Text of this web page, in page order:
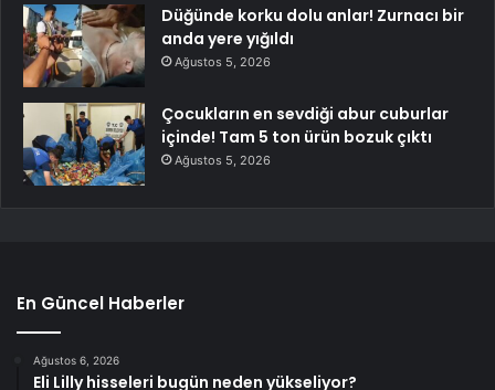
Düğünde korku dolu anlar! Zurnacı bir
anda yere yığıldı
Ağustos 5, 2026
Çocukların en sevdiği abur cuburlar
içinde! Tam 5 ton ürün bozuk çıktı
Ağustos 5, 2026
En Güncel Haberler
Ağustos 6, 2026
Eli Lilly hisseleri bugün neden yükseliyor?